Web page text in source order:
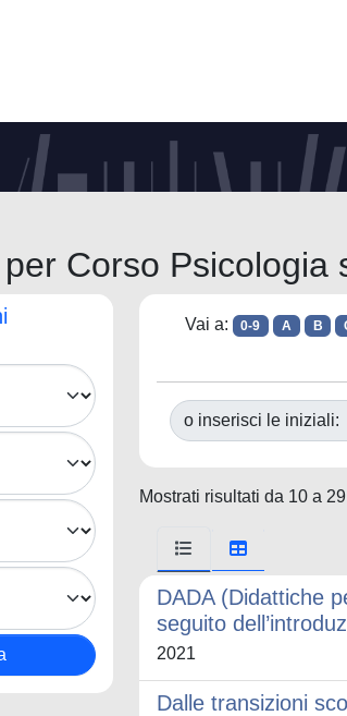
Corso
Vai a: 0-9 A B
o inserisci le iniziali:
Mostrati risultati da 10 a
DADA (Didattiche
seguito
2021
Dalle transizioni